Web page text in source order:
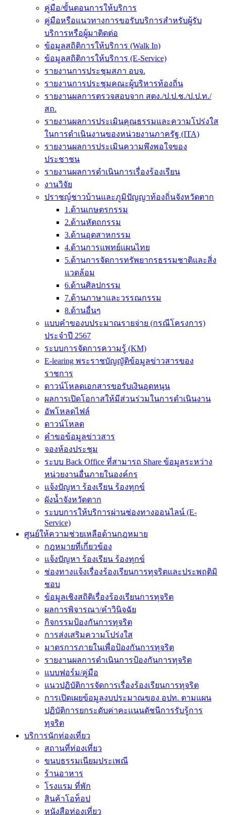
คู่มือ/ขั้นตอนการให้บริการ
คู่มือหรือแนวทางการขอรับบริการสำหรับผู้รับ
บริการหรือผู้มาติดต่อ
ข้อมูลสถิติการให้บริการ (Walk In)
ข้อมูลสถิติการให้บริการ (E-Service)
รายงานการประชุมสภา อบจ.
รายงานการประชุมคณะผู้บริหารท้องถิ่น
รายงานผลการตรวจสอบจาก สตง./ป.ป.ช./ป.ป.ท./
สถ.
รายงานผลการประเมินคุณธรรมและความโปร่งใส
ในการดำเนินงานของหน่วยงานภาครัฐ (ITA)
รายงานผลการประเมินความพึงพอใจของ
ประชาชน
รายงานผลการดำเนินการเรื่องร้องเรียน
งานวิจัย
ปราชญ์ชาวบ้านและภูมิปัญญาท้องถิ่นจังหวัดตาก
1.ด้านเกษตรกรรม
2.ด้านหัตถกรรม
3.ด้านอุตสาหกรรม
4.ด้านการแพทย์แผนไทย
5.ด้านการจัดการทรัพยากรธรรมชาติและสิ่ง
แวดล้อม
6.ด้านศิลปกรรม
7.ด้านภาษาและวรรณกรรม
8.ด้านอื่นๆ
แบบคำของบประมาณรายจ่าย (กรณีโครงการ)
ประจำปี 2567
ระบบการจัดการความรู้ (KM)
E-learing พระราชบัญญัติข้อมูลข่าวสารของ
ราชการ
ดาวน์โหลดเอกสารขอรับเงินอุดหนุน
ผลการเปิดโอกาสให้มีส่วนร่วมในการดำเนินงาน
อัพโหลดไฟล์
ดาวน์โหลด
คำขอข้อมูลข่าวสาร
จองห้องประชุม
ระบบ Back Office ที่สามารถ Share ข้อมูลระหว่าง
หน่วยงานอื่นภายในองค์กร
แจ้งปัญหา ร้องเรียน ร้องทุกข์
ผังน้ำจังหวัดตาก
ระบบการให้บริการผ่านช่องทางออนไลน์ (E-
Service)
ศูนย์ให้ความช่วยเหลือด้านกฎหมาย
กฎหมายที่เกี่ยวข้อง
แจ้งปัญหา ร้องเรียน ร้องทุกข์
ช่องทางแจ้งเรื่องร้องเรียนการทุจริตและประพฤติมิ
ชอบ
ข้อมูลเชิงสถิติเรื่องร้องเรียนการทุจริต
ผลการพิจารณา/คำวินิจฉัย
กิจกรรมป้องกันการทุจริต
การส่งเสริมความโปร่งใส
มาตรการภายในเพื่อป้องกันการทุจริต
รายงานผลการดำเนินการป้องกันการทุจริต
แบบฟอร์ม/คู่มือ
แนวปฏิบัติการจัดการเรื่องร้องเรียนการทุจริต
การเปิดเผยข้อมูลงบประมาณของ อปท. ตามแผน
ปฏิบัติการยกระดับค่าคะเเนนดัชนีการรับรู้การ
ทุจริต
บริการนักท่องเที่ยว
สถานที่ท่องเที่ยว
ขนบธรรมเนียมประเพณี
ร้านอาหาร
โรงแรม ที่พัก
สินค้าโอท็อป
หนังสือท่องเที่ยว